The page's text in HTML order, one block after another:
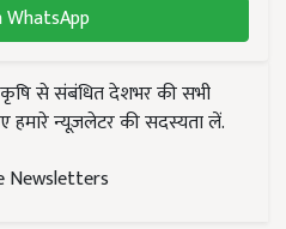
WhatsApp
से संबंधित देशभर की सभी
न्यूज़लेटर की सदस्यता लें.
Newsletters